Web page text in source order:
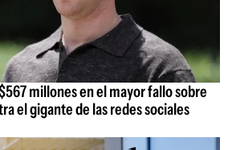
millones en el mayor fallo sobre
el gigante de las redes sociales